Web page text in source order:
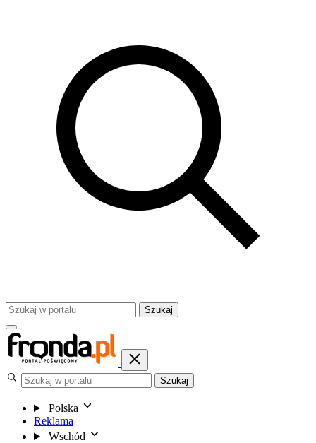
Szukaj
Szukaj
Polska
Reklama
Wschód